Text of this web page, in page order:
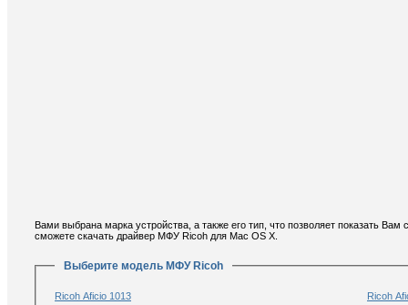
Вами выбрана марка устройства, а также его тип, что позволяет показать
сможете скачать драйвер МФУ Ricoh для Mac OS X.
Выберите модель МФУ Ricoh
Ricoh Aficio 1013
Ricoh